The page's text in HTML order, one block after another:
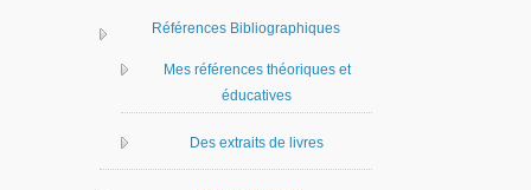
Références Bibliographiques
Mes références théoriques et
éducatives
Des extraits de livres